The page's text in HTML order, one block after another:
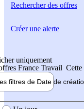
Rechercherdes offres
uniquement
France Travail Cette
filtres de Date de
Créer une alerte